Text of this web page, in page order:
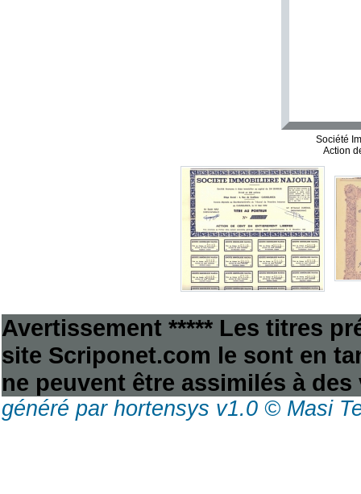
Société
Action
Avertissement ***** Les titres
site Scriponet.com le sont en
ne peuvent être assimilés à
généré par hortensys v1.0 © Masi